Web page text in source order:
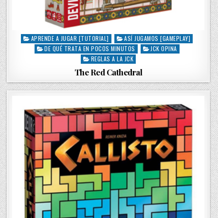
P
d
APRENDE A JUGAR [TUTORIAL]
ASÍ JUGAMOS [GAMEPLAY]
DE QUÉ TRATA EN POCOS MINUTOS
JCK OPINA
REGLAS A LA JCK
The Red Cathedral